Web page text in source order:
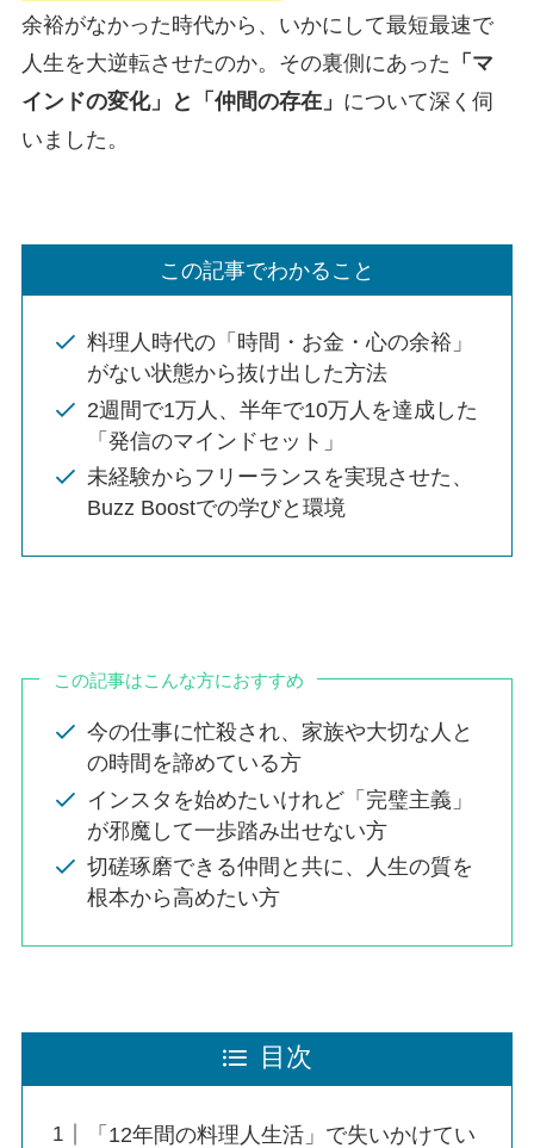
余裕がなかった時代から、いかにして最短最速で
人生を大逆転させたのか。その裏側にあった 「マ
インドの変化」と「仲間の存在」 について深く伺
いました。
この記事でわかること
料理人時代の「時間・お金・心の余裕」
がない状態から抜け出した方法
2週間で1万人、半年で10万人を達成した
「発信のマインドセット」
未経験からフリーランスを実現させた、
Buzz Boostでの学びと環境
この記事はこんな方におすすめ
今の仕事に忙殺され、家族や大切な人と
の時間を諦めている方
インスタを始めたいけれど「完璧主義」
が邪魔して一歩踏み出せない方
切磋琢磨できる仲間と共に、人生の質を
根本から高めたい方
目次
「12年間の料理人生活」で失いかけてい